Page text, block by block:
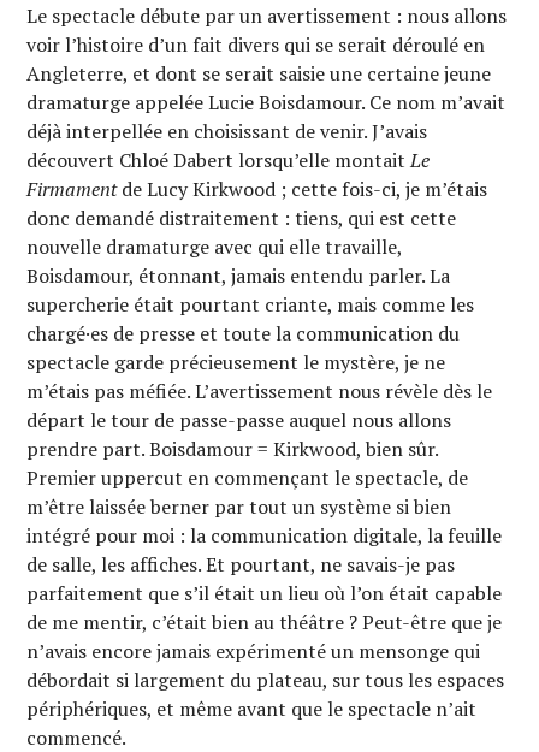
Le spectacle débute par un avertissement : nous allons
voir l’histoire d’un fait divers qui se serait déroulé en
Angleterre, et dont se serait saisie une certaine jeune
dramaturge appelée Lucie Boisdamour. Ce nom m’avait
déjà interpellée en choisissant de venir. J’avais
découvert Chloé Dabert lorsqu’elle montaitLe
Firmamentde Lucy Kirkwood ; cette fois-ci, je m’étais
donc demandé distraitement : tiens, qui est cette
nouvelle dramaturge avec qui elle travaille,
Boisdamour, étonnant, jamais entendu parler. La
supercherie était pourtant criante, mais comme les
chargé·es de presse et toute la communication du
spectacle garde précieusement le mystère, je ne
m’étais pas méfiée. L’avertissement nous révèle dès le
départ le tour de passe-passe auquel nous allons
prendre part. Boisdamour = Kirkwood, bien sûr.
Premier uppercut en commençant le spectacle, de
m’être laissée berner par tout un système si bien
intégré pour moi : la communication digitale, la feuille
de salle, les affiches. Et pourtant, ne savais-je pas
parfaitement que s’il était un lieu où l’on était capable
de me mentir, c’était bien au théâtre ? Peut-être que je
n’avais encore jamais expérimenté un mensonge qui
débordait si largement du plateau, sur tous les espaces
périphériques, et même avant que le spectacle n’ait
commencé.